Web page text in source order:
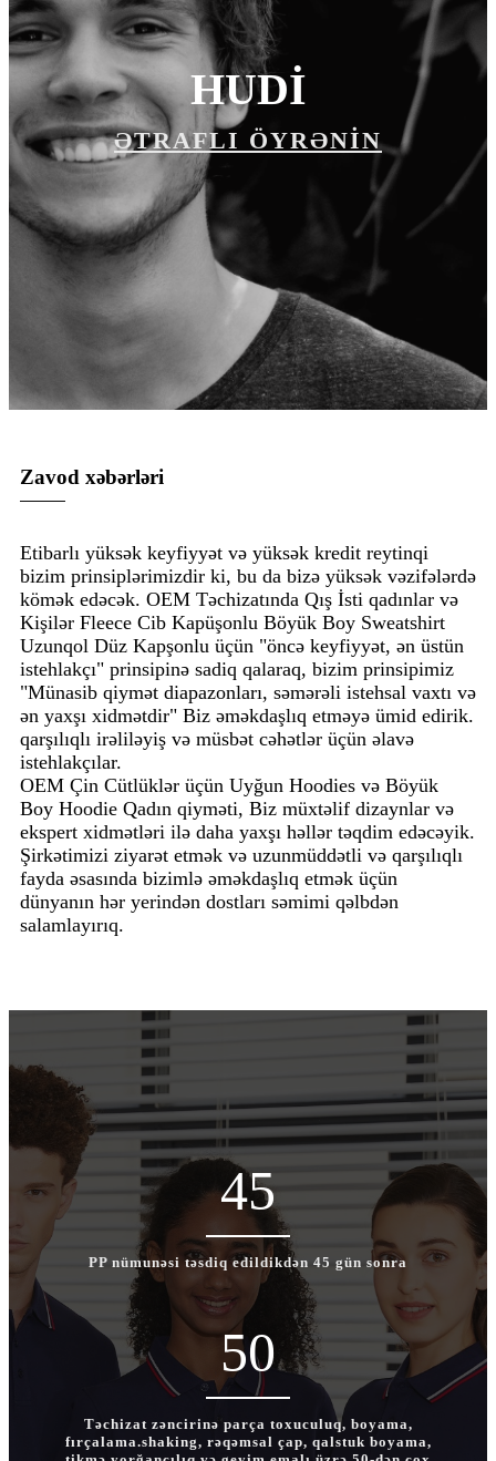
HUDİ
ƏTRAFLI ÖYRƏNİN
Zavod xəbərləri
Etibarlı yüksək keyfiyyət və yüksək kredit reytinqi
bizim prinsiplərimizdir ki, bu da bizə yüksək vəzifələrdə
kömək edəcək. OEM Təchizatında Qış İsti qadınlar və
Kişilər Fleece Cib Kapüşonlu Böyük Boy Sweatshirt
Uzunqol Düz Kapşonlu üçün "öncə keyfiyyət, ən üstün
istehlakçı" prinsipinə sadiq qalaraq, bizim prinsipimiz
"Münasib qiymət diapazonları, səmərəli istehsal vaxtı və
ən yaxşı xidmətdir" Biz əməkdaşlıq etməyə ümid edirik.
qarşılıqlı irəliləyiş və müsbət cəhətlər üçün əlavə
istehlakçılar.
OEM Çin Cütlüklər üçün Uyğun Hoodies və Böyük
Boy Hoodie Qadın qiyməti, Biz müxtəlif dizaynlar və
ekspert xidmətləri ilə daha yaxşı həllər təqdim edəcəyik.
Şirkətimizi ziyarət etmək və uzunmüddətli və qarşılıqlı
fayda əsasında bizimlə əməkdaşlıq etmək üçün
dünyanın hər yerindən dostları səmimi qəlbdən
salamlayırıq.
45
PP nümunəsi təsdiq edildikdən 45 gün sonra
50
Təchizat zəncirinə parça toxuculuq, boyama,
fırçalama.shaking, rəqəmsal çap, qalstuk boyama,